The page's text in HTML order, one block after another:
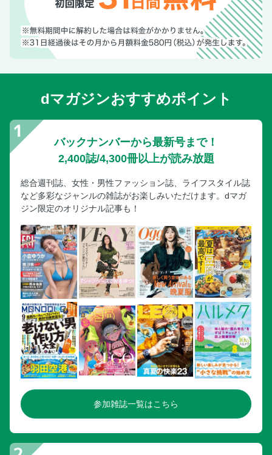
dマガジンおすすめポイント
バックナンバーから最新号まで！
2,400誌/4,300冊以上が読み放題
総合週刊誌、女性・男性ファッション誌、ライフスタイル誌
など多彩なジャンルの雑誌がお楽しみいただけます。dマガ
ジン限定のオリジナル記事も！
参加雑誌一覧はこちら